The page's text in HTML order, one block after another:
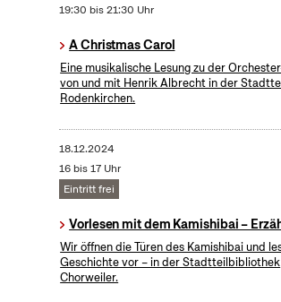
19:30 bis 21:30 Uhr
A Christmas Carol
Eine musikalische Lesung zu der
von und mit Henrik Albrecht in der
Rodenkirchen.
18.12.2024
16 bis 17 Uhr
Eintritt frei
Vorlesen mit dem Kamishibai –
Wir öffnen die Türen des Kamishibai und
Geschichte vor – in der Stadtteilbibliothek
Chorweiler.